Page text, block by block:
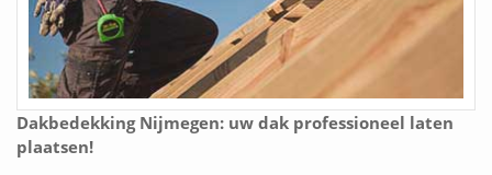
Dakbedekking Nijmegen: uw dak professioneel laten
plaatsen!